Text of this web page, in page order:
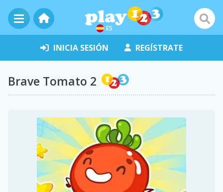
ES
INICIA SESIÓN REGÍSTRATE
Brave Tomato 2